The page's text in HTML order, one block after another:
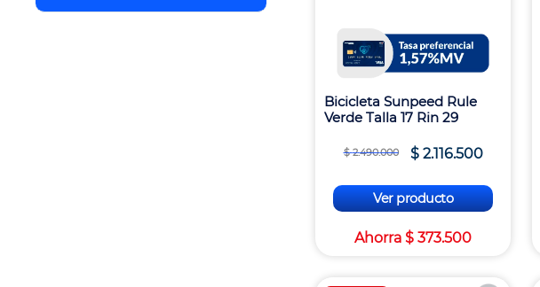
Bicicleta Sunpeed Rule
Verde Talla 17 Rin 29
$ 2.490.000 $ 2.116.500
Ver producto
Ahorra $ 373.500